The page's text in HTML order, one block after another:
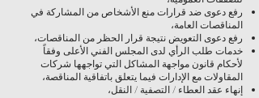
رفع دعوى ضد قرارات منع الأشخاص من المشاركة في
المناقصات العامة،
رفع دعوى التعويض نتيجة قرار الحظر من المناقصات،
خدمات طلب الرأي لدى المجلس الفني الأعلى وفقاً
لأحكام قانون مواجهة المشاكل التي تواجهها شركات
المقاولات مع الإدارات فيما يتعلق باتفاقية المناقصة،
إنهاء عقد العطاء / التصفية / النقل،